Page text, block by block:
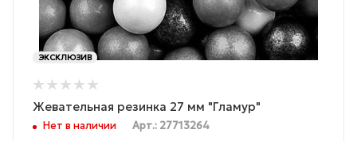
ЭКСКЛЮЗИВ
Жевательная резинка 27 мм "Гламур"
Нет в наличии Арт.: 27713264